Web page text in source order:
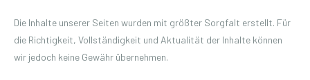
Die Inhalte unserer Seiten wurden mit größter Sorgfalt erstellt. Für
die Richtigkeit, Vollständigkeit und Aktualität der Inhalte können
wir jedoch keine Gewähr übernehmen.